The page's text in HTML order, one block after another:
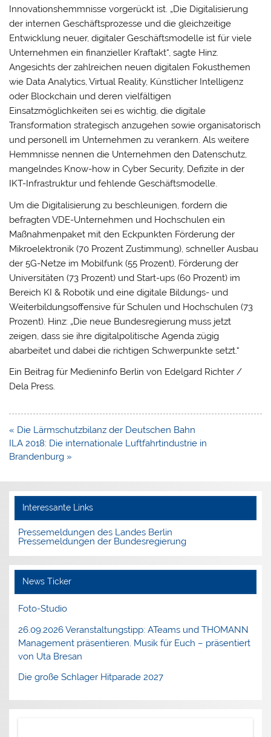
Innovationshemmnisse vorgerückt ist. „Die Digitalisierung
der internen Geschäftsprozesse und die gleichzeitige
Entwicklung neuer, digitaler Geschäftsmodelle ist für viele
Unternehmen ein finanzieller Kraftakt“, sagte Hinz.
Angesichts der zahlreichen neuen digitalen Fokusthemen
wie Data Analytics, Virtual Reality, Künstlicher Intelligenz
oder Blockchain und deren vielfältigen
Einsatzmöglichkeiten sei es wichtig, die digitale
Transformation strategisch anzugehen sowie organisatorisch
und personell im Unternehmen zu verankern. Als weitere
Hemmnisse nennen die Unternehmen den Datenschutz,
mangelndes Know-how in Cyber Security, Defizite in der
IKT-Infrastruktur und fehlende Geschäftsmodelle.
Um die Digitalisierung zu beschleunigen, fordern die
befragten VDE-Unternehmen und Hochschulen ein
Maßnahmenpaket mit den Eckpunkten Förderung der
Mikroelektronik (70 Prozent Zustimmung), schneller Ausbau
der 5G-Netze im Mobilfunk (55 Prozent), Förderung der
Universitäten (73 Prozent) und Start-ups (60 Prozent) im
Bereich KI & Robotik und eine digitale Bildungs- und
Weiterbildungsoffensive für Schulen und Hochschulen (73
Prozent). Hinz: „Die neue Bundesregierung muss jetzt
zeigen, dass sie ihre digitalpolitische Agenda zügig
abarbeitet und dabei die richtigen Schwerpunkte setzt.“
Ein Beitrag für Medieninfo Berlin von Edelgard Richter /
Dela Press.
Beitragsnavigation
« Die Lärmschutzbilanz der Deutschen Bahn
ILA 2018: Die internationale Luftfahrtindustrie in
Brandenburg »
Interessante Links
Pressemeldungen des Landes Berlin
Pressemeldungen der Bundesregierung
News Ticker
Foto-Studio
26.09.2026 Veranstaltungstipp: ATeams und THOMANN
Management präsentieren. Musik für Euch – präsentiert
von Uta Bresan
Die große Schlager Hitparade 2027